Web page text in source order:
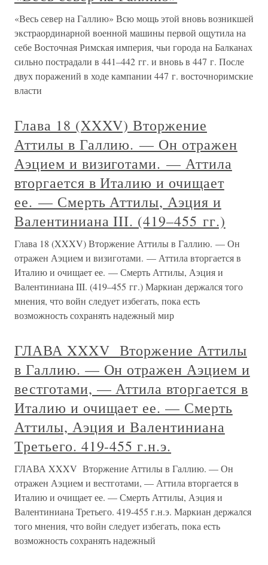
«Весь север на Галлию» Всю мощь этой вновь возникшей
экстраординарной военной машины первой ощутила на
себе Восточная Римская империя, чьи города на Балканах
сильно пострадали в 441–442 гг. и вновь в 447 г. После
двух поражений в ходе кампании 447 г. восточноримские
власти
Глава 18 (XXXV) Вторжение
Аттилы в Галлию. — Он отражен
Аэцием и визиготами. — Аттила
вторгается в Италию и очищает
ее. — Смерть Аттилы, Аэция и
Валентиниана III. (419–455 гг.)
Глава 18 (XXXV) Вторжение Аттилы в Галлию. — Он
отражен Аэцием и визиготами. — Аттила вторгается в
Италию и очищает ее. — Смерть Аттилы, Аэция и
Валентиниана III. (419–455 гг.) Маркиан держался того
мнения, что войн следует избегать, пока есть
возможность сохранять надежный мир
ГЛАВА XXXV Вторжение Аттилы
в Галлию. — Он отражен Аэцием и
вестготами, — Аттила вторгается в
Италию и очищает ее. — Смерть
Аттилы, Аэция и Валентиниана
Третьего. 419-455 г.н.э.
ГЛАВА XXXV Вторжение Аттилы в Галлию. — Он
отражен Аэцием и вестготами, — Аттила вторгается в
Италию и очищает ее. — Смерть Аттилы, Аэция и
Валентиниана Третьего. 419-455 г.н.э. Маркиан держался
того мнения, что войн следует избегать, пока есть
возможность сохранять надежный